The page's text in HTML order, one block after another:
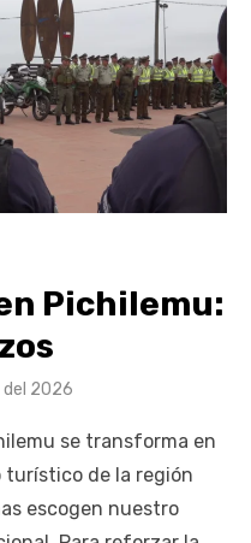
on flight – Cecilia
50 años de carrera en
en Pichilemu junto al
Pichilemu:
del 2026
se transforma en
de la región
escogen nuestro